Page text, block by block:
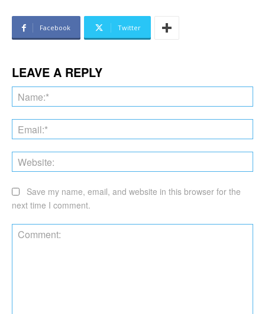
Facebook Twitter
LEAVE A REPLY
Save my name, email, and website in this browser for the
next time I comment.